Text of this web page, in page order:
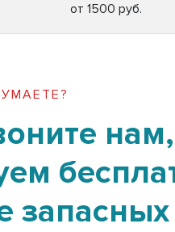
от 1500 руб.
нам,
запасных